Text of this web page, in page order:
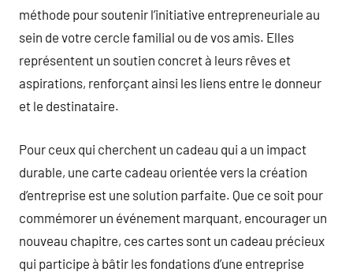
méthode pour soutenir l’initiative entrepreneuriale au
sein de votre cercle familial ou de vos amis. Elles
représentent un soutien concret à leurs rêves et
aspirations, renforçant ainsi les liens entre le donneur
et le destinataire.
Pour ceux qui cherchent un cadeau qui a un impact
durable, une carte cadeau orientée vers la création
d’entreprise est une solution parfaite. Que ce soit pour
commémorer un événement marquant, encourager un
nouveau chapitre, ces cartes sont un cadeau précieux
qui participe à bâtir les fondations d’une entreprise